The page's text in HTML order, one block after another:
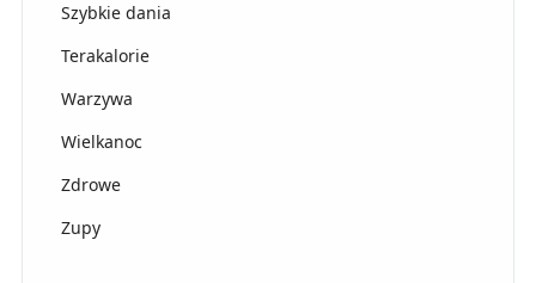
Szybkie dania
Terakalorie
Warzywa
Wielkanoc
Zdrowe
Zupy